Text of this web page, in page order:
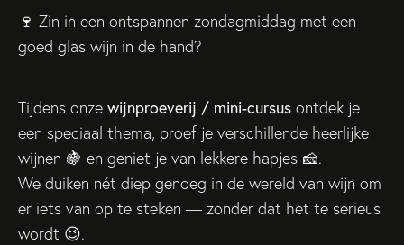
🍷 Zin in een ontspannen zondagmiddag met een
goed glas wijn in de hand?
Tijdens onze wijnproeverij / mini-cursus ontdek je
een speciaal thema, proef je verschillende heerlijke
wijnen 🍇 en geniet je van lekkere hapjes 🧀.
We duiken nét diep genoeg in de wereld van wijn om
er iets van op te steken — zonder dat het te serieus
wordt 😉.